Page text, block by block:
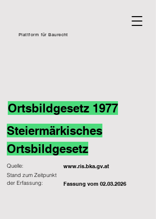
Plattform für Baurecht
Ortsbildgesetz 1977
Steiermärkisches
Ortsbildgesetz
Quelle: www.ris.bka.gv.at
Fassung vom 02.03.2026
Stand zum Zeitpunkt
der Erfassung: